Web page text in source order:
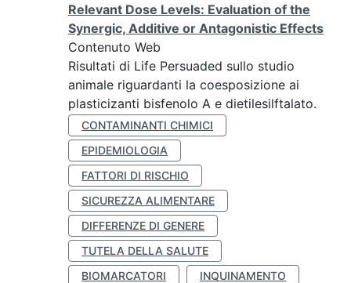
Relevant Dose Levels: Evaluation of the
Synergic, Additive or Antagonistic Effects
Contenuto Web
Risultati di Life Persuaded sullo studio
animale riguardanti la coesposizione ai
plasticizanti bisfenolo A e dietilesilftalato.
CONTAMINANTI CHIMICI
EPIDEMIOLOGIA
FATTORI DI RISCHIO
SICUREZZA ALIMENTARE
DIFFERENZE DI GENERE
TUTELA DELLA SALUTE
BIOMARCATORI
INQUINAMENTO